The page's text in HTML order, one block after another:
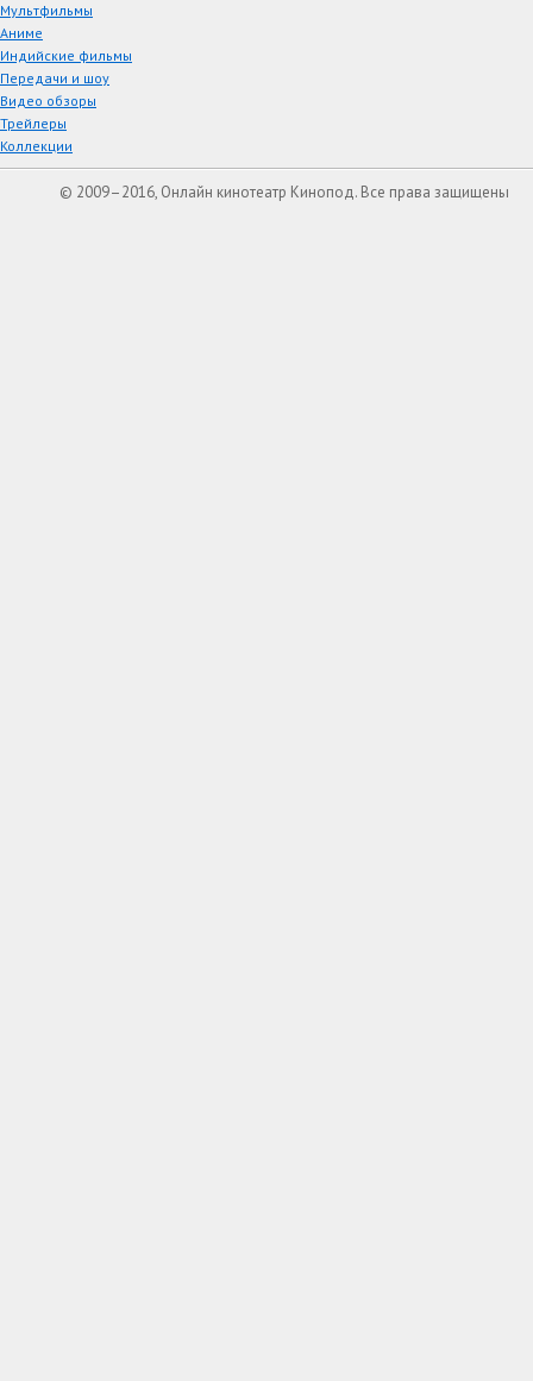
Мультфильмы
Аниме
Индийские фильмы
Передачи и шоу
Видео обзоры
Трейлеры
Коллекции
© 2009–2016, Онлайн кинотеатр Кинопод. Все права защищены